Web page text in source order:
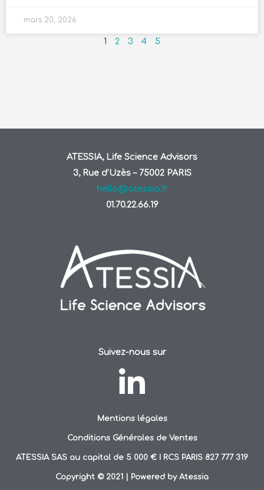
mars 20, 2026
1 2 3 4 5
ATESSIA, Life Science Advisors
3, Rue d’Uzès – 75002 PARIS
hello@atessia.fr
01.70.22.66.19
Suivez-nous sur
Mentions légales
Conditions Générales de Ventes
ATESSIA SAS au capital de 5 000 € I RCS PARIS 827 777 319
Copyright © 2021 | Powered by Atessia